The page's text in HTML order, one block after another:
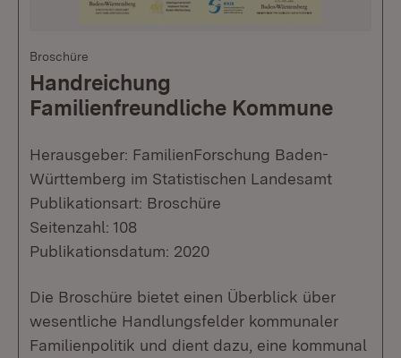
Broschüre
Handreichung
Familienfreundliche Kommune
Herausgeber: FamilienForschung Baden-
Württemberg im Statistischen Landesamt
Publikationsart: Broschüre
Seitenzahl: 108
Publikationsdatum: 2020
Die Broschüre bietet einen Überblick über
wesentliche Handlungsfelder kommunaler
Familienpolitik und dient dazu, eine kommunal